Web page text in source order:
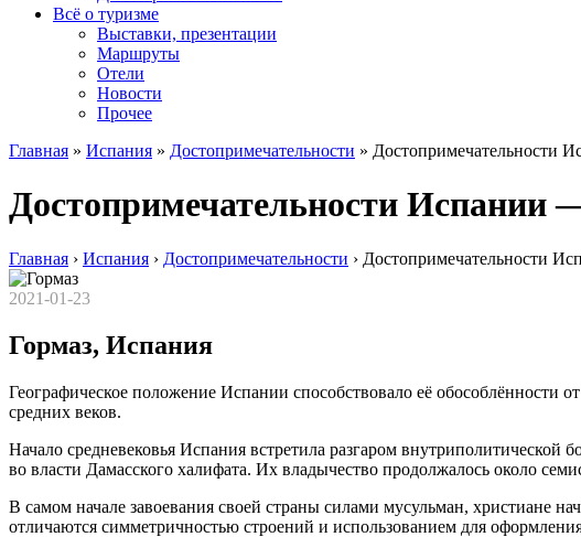
Всё о туризме
Выставки, презентации
Маршруты
Отели
Новости
Прочее
Главная » Испания » Достопримечательности » Достопримечательности
Достопримечательности Испании
Главная › Испания › Достопримечательности › Достопримечательности
2021-01-23
Гормаз, Испания
Географическое положение Испании способствовало её обособлённости
средних веков.
Начало средневековья Испания встретила разгаром
во власти Дамасского халифата. Их владычество продолжалось около
В самом начале завоевания своей страны силами мусульман, христиане
отличаются симметричностью строений и использованием для